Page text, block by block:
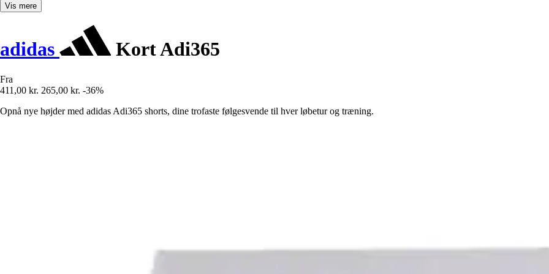
Vis mere
adidas Kort Adi365
Fra
411,00 kr. 265,00 kr. -36%
Opnå nye højder med adidas Adi365 shorts, dine trofaste følgesvende til hver løbetur og træning.